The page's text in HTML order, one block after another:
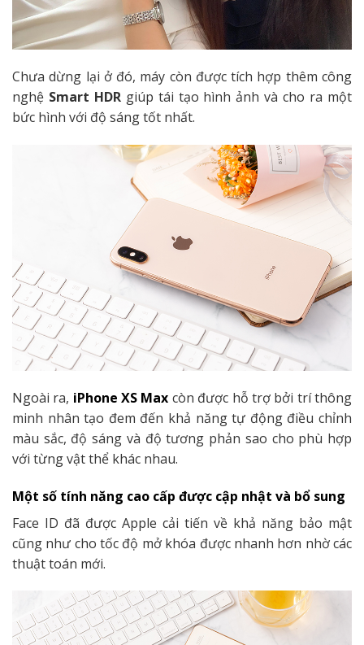
Chưa dừng lại ở đó, máy còn được tích hợp thêm công
nghệ Smart HDRgiúp tái tạo hình ảnh và cho ra một
bức hình với độ sáng tốt nhất.
Ngoài ra, iPhone XS Max còn được hỗ trợ bởi trí thông
minh nhân tạo đem đến khả năng tự động điều chỉnh
màu sắc, độ sáng và độ tương phản sao cho phù hợp
với từng vật thể khác nhau.
Một số tính năng cao cấp được cập nhật và bổ sung
Face ID đã được Apple cải tiến về khả năng bảo mật
cũng như cho tốc độ mở khóa được nhanh hơn nhờ các
thuật toán mới.